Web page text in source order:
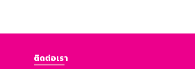
ติดต่อเรา